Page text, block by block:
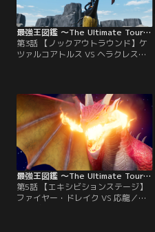
の氷原。
最強王図鑑 ～The Ultimate Tournament～ 第03話
第3話 【ノックアウトラウンド】ケ
ツァルコアトルス VS ヘラクレスオ
広大な洞窟。ここで最強の座をかけ
て戦うのは、太古の空の大王・ケツ
ァルコアトルス VS 巨大な槍を装備
した勇者・ヘラクレスオオカブト！
勝つのはどっちだ～～！？モ～～～
～スト、ファイッ！
最強王図鑑 ～The Ultimate Tournament～ 第05話
第5話 【エキシビションステージ】
ファイヤー・ドレイク VS 応龍／エ